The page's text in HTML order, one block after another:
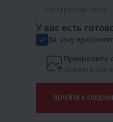
У вас есть
Да, хочу
Прикрепите
ПЕРЕЙТИ К